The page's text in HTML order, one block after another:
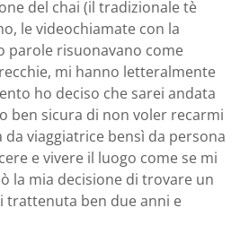
del chai (il tradizionale tè
le videochiamate con la
parole risuonavano come
mi hanno letteralmente
ho deciso che sarei andata
ben sicura di non voler recarmi
viaggiatrice bensì da persona
e vivere il luogo come se mi
la mia decisione di trovare un
trattenuta ben due anni e